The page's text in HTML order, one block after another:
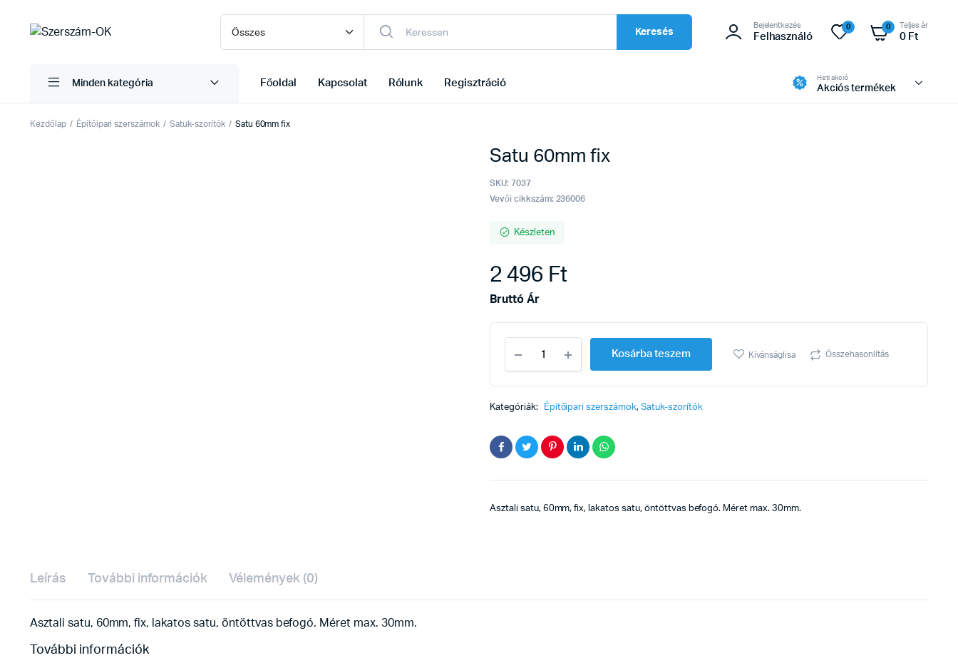
Keresés
Bejelentkezés
Felhasználó
0 0 Teljes ár
0 Ft
Minden kategória Főoldal Kapcsolat Rólunk Regisztráció
Heti akció
Akciós termékek
Kezdőlap Építőipari szerszámok Satuk-szorítók Satu 60mm fix
Satu 60mm fix
SKU: 7037
Vevői cikkszám: 236006
Készleten
2 496 Ft
Bruttó Ár
60mm
fix
quantity
Kosárba teszem Kívánságlisa Összehasonlítás
Kategóriák: Építőipari szerszámok, Satuk-szorítók
Asztali satu, 60mm, fix, lakatos satu, öntöttvas befogó. Méret max. 30mm.
Leírás További információk Vélemények (0)
Asztali satu, 60mm, fix, lakatos satu, öntöttvas befogó. Méret max. 30mm.
További információk